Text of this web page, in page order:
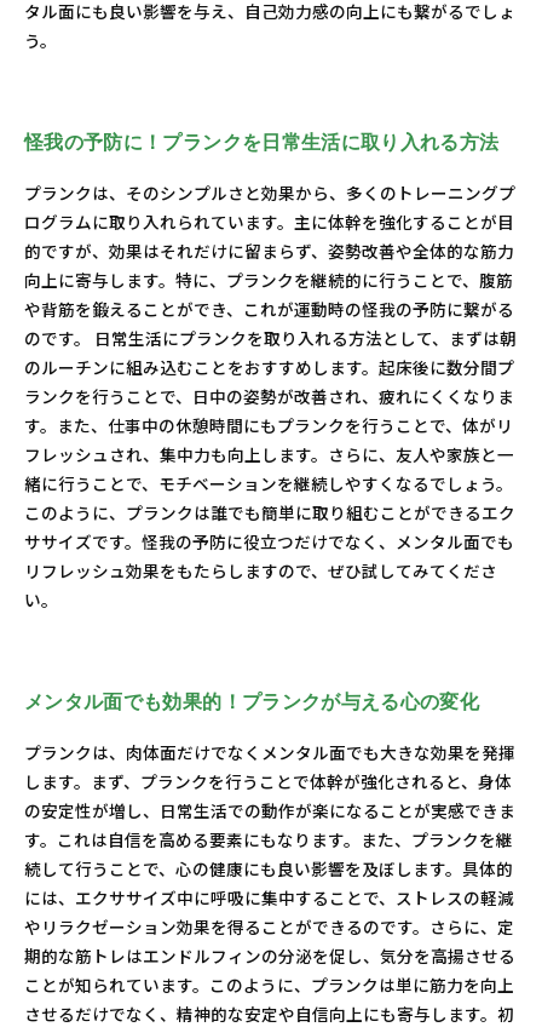
タル面にも良い影響を与え、自己効力感の向上にも繋がるでしょ
う。
怪我の予防に！プランクを日常生活に取り入れる方法
プランクは、そのシンプルさと効果から、多くのトレーニングプ
ログラムに取り入れられています。主に体幹を強化することが目
的ですが、効果はそれだけに留まらず、姿勢改善や全体的な筋力
向上に寄与します。特に、プランクを継続的に行うことで、腹筋
や背筋を鍛えることができ、これが運動時の怪我の予防に繋がる
のです。 日常生活にプランクを取り入れる方法として、まずは朝
のルーチンに組み込むことをおすすめします。起床後に数分間プ
ランクを行うことで、日中の姿勢が改善され、疲れにくくなりま
す。また、仕事中の休憩時間にもプランクを行うことで、体がリ
フレッシュされ、集中力も向上します。さらに、友人や家族と一
緒に行うことで、モチベーションを継続しやすくなるでしょう。
このように、プランクは誰でも簡単に取り組むことができるエク
ササイズです。怪我の予防に役立つだけでなく、メンタル面でも
リフレッシュ効果をもたらしますので、ぜひ試してみてくださ
い。
メンタル面でも効果的！プランクが与える心の変化
プランクは、肉体面だけでなくメンタル面でも大きな効果を発揮
します。まず、プランクを行うことで体幹が強化されると、身体
の安定性が増し、日常生活での動作が楽になることが実感できま
す。これは自信を高める要素にもなります。また、プランクを継
続して行うことで、心の健康にも良い影響を及ぼします。具体的
には、エクササイズ中に呼吸に集中することで、ストレスの軽減
やリラクゼーション効果を得ることができるのです。さらに、定
期的な筋トレはエンドルフィンの分泌を促し、気分を高揚させる
ことが知られています。このように、プランクは単に筋力を向上
させるだけでなく、精神的な安定や自信向上にも寄与します。初